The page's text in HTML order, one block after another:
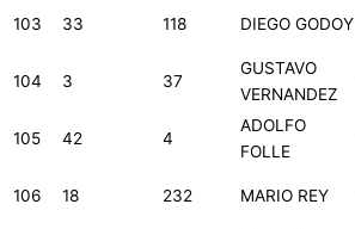
103 33 118 DIEGO GODOY
104 3 37
GUSTAVO
VERNANDEZ
105 42 4
ADOLFO
FOLLE
106 18 232 MARIO REY